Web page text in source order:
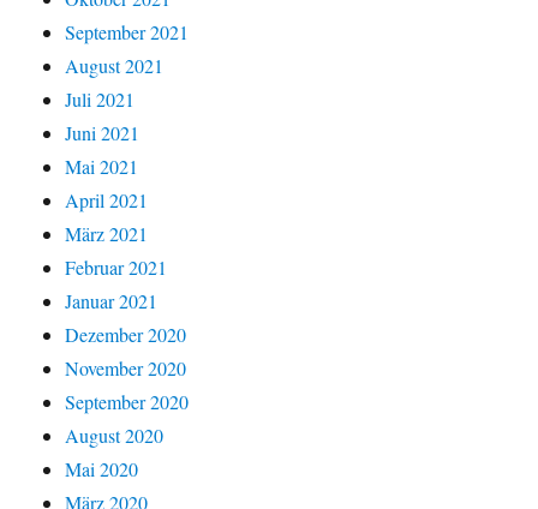
September 2021
August 2021
Juli 2021
Juni 2021
Mai 2021
April 2021
März 2021
Februar 2021
Januar 2021
Dezember 2020
November 2020
September 2020
August 2020
Mai 2020
März 2020